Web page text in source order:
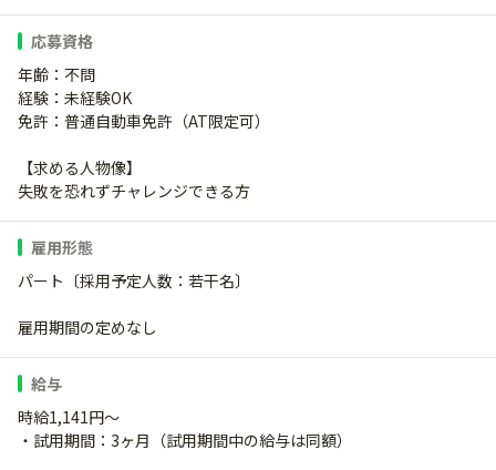
応募資格
年齢：不問
経験：未経験OK
免許：普通自動車免許（AT限定可）
【求める人物像】
失敗を恐れずチャレンジできる方
雇用形態
パート〔採用予定人数：若干名〕
雇用期間の定めなし
給与
時給1,141円～
・試用期間：3ヶ月（試用期間中の給与は同額）